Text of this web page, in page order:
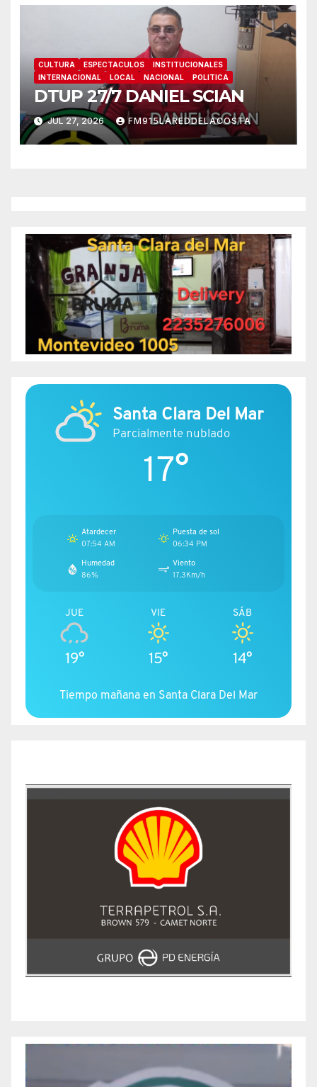
CULTURA ESPECTACULOS
INSTITUCIONALES
INTERNACIONAL
LOCAL NACIONAL POLITICA
DTUP 27/7 DANIEL SCIAN
JUL 27, 2026 FM915LAREDDELACOSTA
Santa Clara Del Mar
Parcialmente nublado
17°
Atardecer
07:54 AM
Puesta de sol
06:34 PM
Humedad
86%
Viento
17.3Km/h
JUE
19°
VIE
15°
SÁB
14°
Tiempo mañana en Santa Clara Del Mar